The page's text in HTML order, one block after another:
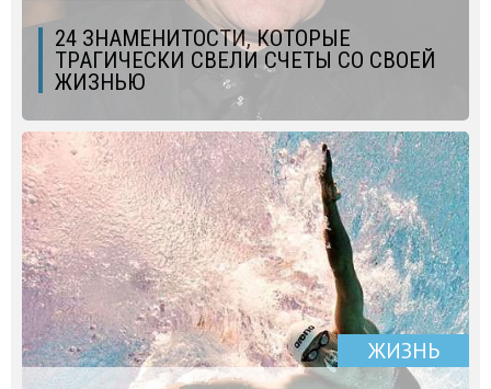
24 ЗНАМЕНИТОСТИ, КОТОРЫЕ
ТРАГИЧЕСКИ СВЕЛИ СЧЕТЫ СО СВОЕЙ
ЖИЗНЬЮ
ЖИЗНЬ